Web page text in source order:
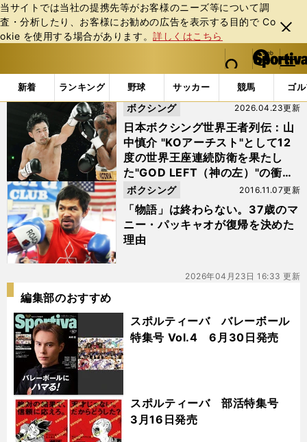
当サイトでは当社の提携先等がお客様のニーズ等について調
査・分析したり、お客様にお勧めの広告を表⽰する⽬的で Co
okie を使⽤する場合があります。詳しくはこちら
閉じ
る
web Sportiva (webスポルティーバ)
検索
マイペ
ー
ジ
メニュ
新着 ランキング 野球 サッカー 競馬 ゴ
b
ス
ィ
ー
バ
「#ゴッドレフト」の最新ニュース・ 情報
日本ボクシング世界王者列伝：山
中慎介 "KOアーチスト"として12
度の世界王座連続防衛を果たし
た"GOD LEFT（神の左）"の衝撃
史
2026.04.23更新
ボクシング
「物語」は終わらない。37歳のマ
ニー・パッキャオが復帰を決めた
理由
2016.11.07更新
ボクシング
2026年04月23日 16:33 更新
編集部のおすすめ
スポルティーバ バレーボール
特集号 Vol.4 6月30日発売
スポルティーバ 部活特集号
3月16日発売